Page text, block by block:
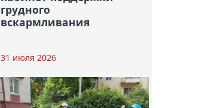
грудного
вскармливания
31 июля 2026